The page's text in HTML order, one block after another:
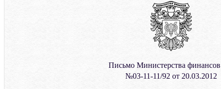
Письмо Министерства
№03-11-11/92 от 20.03.2012